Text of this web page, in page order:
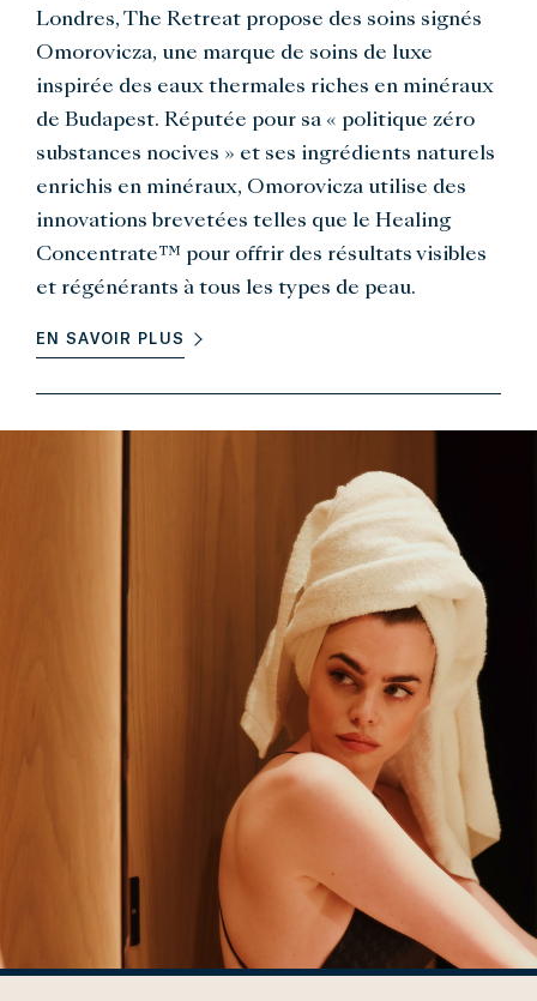
Londres, The Retreat propose des soins signés
Omorovicza, une marque de soins de luxe
inspirée des eaux thermales riches en minéraux
de Budapest. Réputée pour sa « politique zéro
substances nocives » et ses ingrédients naturels
enrichis en minéraux, Omorovicza utilise des
innovations brevetées telles que le Healing
Concentrate™ pour offrir des résultats visibles
et régénérants à tous les types de peau.
EN SAVOIR PLUS